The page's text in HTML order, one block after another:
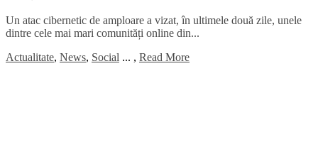
Un atac cibernetic de amploare a vizat, în ultimele două zile, unele
dintre cele mai mari comunități online din...
Actualitate, News, Social ... , Read More